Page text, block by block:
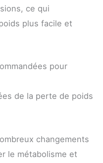
ce qui
plus facile et
pour
de la perte de poids
changements
le métabolisme et